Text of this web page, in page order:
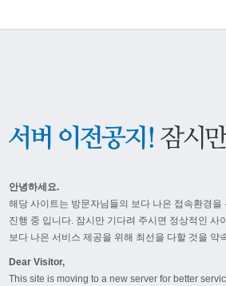
안녕하세요.
해당 사이트는 방문자님들의 보다 나은 접속환경을
진행 중 입니다. 잠시만 기다려 주시면 정상적인 사
보다 나은 서비스 제공을 위해 최선을 다할 것을 약
Dear Visitor,
This site is moving to a new server for better